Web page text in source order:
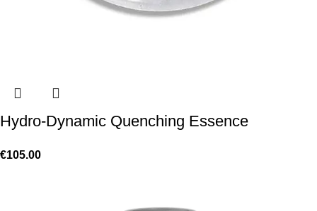
Hydro-Dynamic Quenching Essence
€105.00